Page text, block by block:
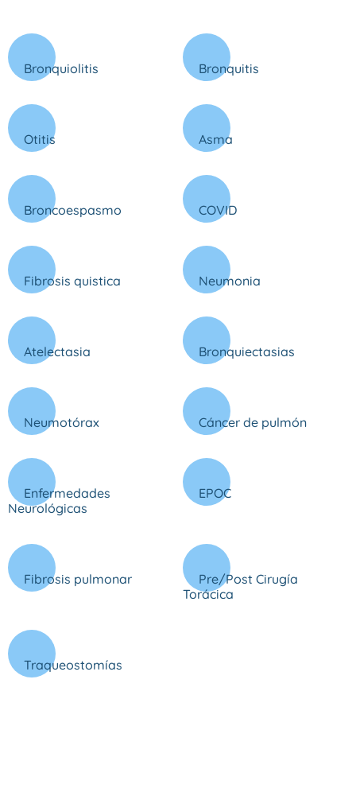
Bronquiolitis Bronquitis
Otitis Asma
Broncoespasmo COVID
Fibrosis quistica Neumonia
Atelectasia Bronquiectasias
Neumotórax Cáncer de pulmón
Enfermedades
Neurológicas
EPOC
Fibrosis pulmonar
Pre/Post Cirugía
Torácica
Traqueostomías